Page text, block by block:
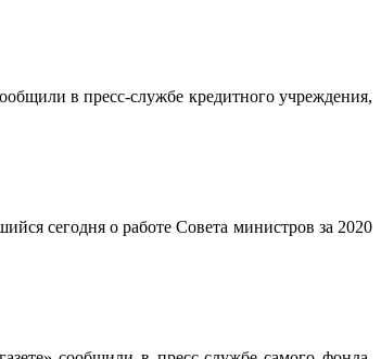
в пресс-службе кредитного учреждения,
сегодня о работе Совета министров за 2020